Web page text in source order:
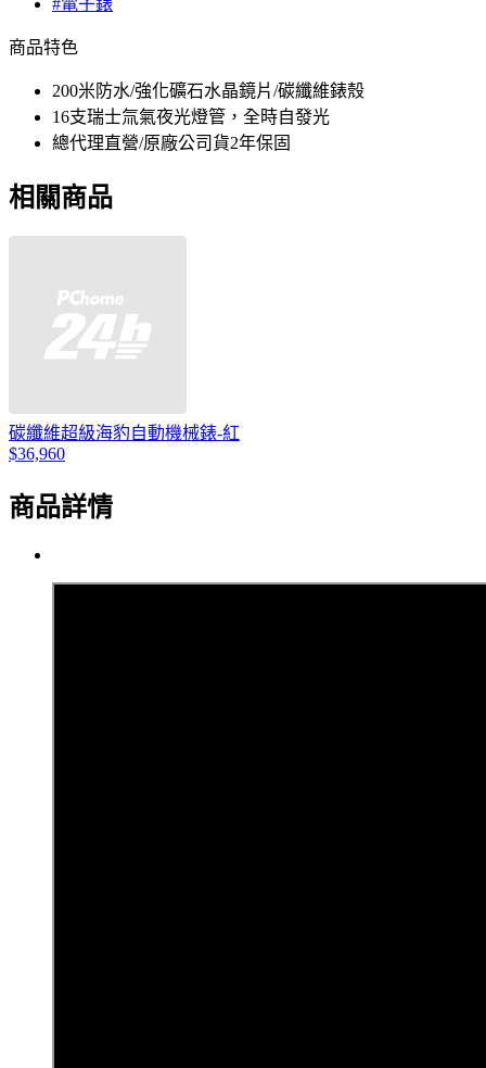
#電子錶
商品特色
200米防水/強化礦石水晶鏡片/碳纖維錶殼
16支瑞士氚氣夜光燈管，全時自發光
總代理直營/原廠公司貨2年保固
相關商品
碳纖維超級海豹自動機械錶-紅
$36,960
商品詳情